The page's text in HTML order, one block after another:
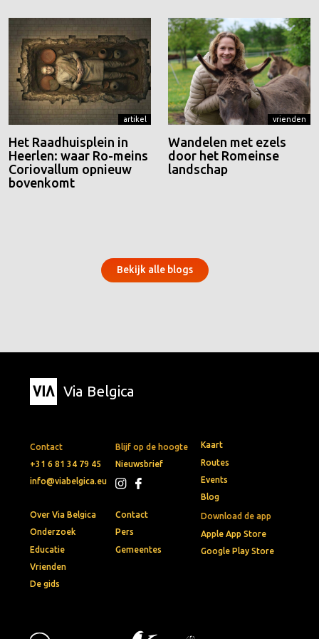
artikel
Het Raadhuisplein in
Heerlen: waar Ro-meins
Coriovallum opnieuw
bovenkomt
vrienden
Wandelen met ezels
door het Romeinse
landschap
Bekijk alle blogs
Via Belgica
Contact
+31 6 81 34 79 45
info@viabelgica.eu
Blijf op de hoogte
Nieuwsbrief
Download de app
Apple App Store
Google Play Store
Kaart
Routes
Events
Blog
Over Via Belgica
Onderzoek
Educatie
Vrienden
De gids
Contact
Pers
Gemeentes